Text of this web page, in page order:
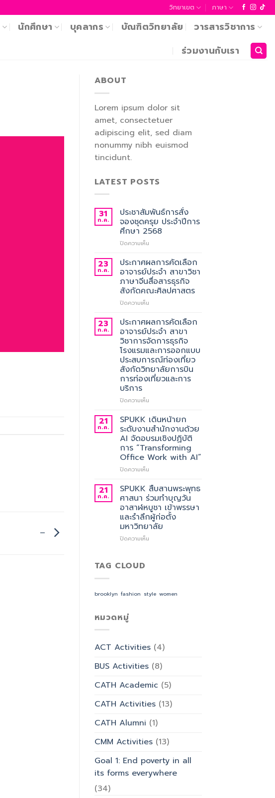
วิทยาเขต ภาษา
นักศึกษา บุคลากร บัณฑิตวิทยาลัย
วารสารวิชาการ
ร่วมงานกับเรา
–
ABOUT
Lorem ipsum dolor sit
amet, consectetuer
adipiscing elit, sed diam
nonummy nibh euismod
tincidunt.
LATEST POSTS
31
ก.ค.
ประชาสัมพันธ์การสั่ง
จองชุดครุย ประจำปีการ
ศึกษา 2568
ปิดความเห็นบน
การ
สั่ง
จอง
ชุด
ครุย
ประจำ
การ
ศึกษา
2568
23
ก.ค.
ประกาศผลการคัดเลือก
อาจารย์ประจำ สาขาวิชา
ภาษาจีนสื่อสารธุรกิจ
สังกัดคณะศิลปศาสตร
ปิดความเห็นบน
ผล
การ
คัด
เลือก
อาจารย์
ประจำ
สาขา
วิชา
สื่อสาร
สังกัด
คณะ
ศิลป
ศาสตร
23
ก.ค.
ประกาศผลการคัดเลือก
อาจารย์ประจำ สาขา
วิชาการจัดการธุรกิจ
โรงแรมและการออกแบบ
ประสบการณ์ท่องเที่ยว
สังกัดวิทยาลัยการบิน
การท่องเที่ยวและการ
บริการ
ปิดความเห็นบน
ผล
การ
คัด
เลือก
อาจารย์
ประจำ
สาขา
จัดการ
ธุรกิจ
โรงแรม
และ
การ
ออกแบบ
การ
21
ก.ค.
SPUKK เดินหน้ายก
ระดับงานสำนักงานด้วย
AI จัดอบรมเชิงปฏิบัติ
การ “Transforming
Office Work with AI”
ปิดความเห็นบน
เดิน
หน้า
ยก
ระดับ
งาน
สำนักงาน
ด้วย
“Transforming
21
ก.ค.
SPUKK สืบสานพระพุทธ
ศาสนา ร่วมทำบุญวัน
อาสาฬหบูชา เข้าพรรษา
และรำลึกผู้ก่อตั้ง
มหาวิทยาลัย
ปิดความเห็นบน
วัน
ผู้
ตั้ง
TAG CLOUD
brooklyn fashion style women
หมวดหมู่
ACT Activities(4)
BUS Activities(8)
CATH Academic (5)
CATH Activities(13)
CATH Alumni (1)
CMM Activities(13)
Goal 1: End poverty in all
its forms everywhere
(34)